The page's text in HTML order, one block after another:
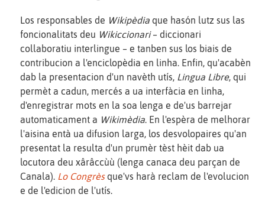
Los responsables de Wikipèdia que hasón lutz sus las
foncionalitats deu Wikiccionari– diccionari
collaboratiu interlingue – e tanben sus los biais de
contribucion a l'enciclopèdia en linha. Enfin, qu'acabèn
dab la presentacion d'un navèth utís, Lingua Libre, qui
permèt a cadun, mercés a ua interfàcia en linha,
d'enregistrar mots en la soa lenga e de'us barrejar
automaticament a Wikimèdia. En l'espèra de melhorar
l'aisina entà ua difusion larga, los desvolopaires qu'an
presentat la resulta d'un prumèr tèst hèit dab ua
locutora deu xârâccùù (lenga canaca deu parçan de
Canala). Lo Congrèsque'vs harà reclam de l'evolucion
e de l'edicion de l'utís.